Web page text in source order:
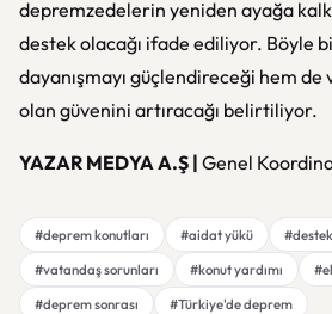
depremzedelerin yeniden ayağa
destek olacağı ifade ediliyor. Böyle
dayanışmayı güçlendireceği hem de
olan güvenini artıracağı belirtiliyor.
YAZAR MEDYA A.Ş | Genel
#deprem konutları #aidat yükü
#vatandaş sorunları
#konut yardımı
#deprem sonrası
#Türkiye'de deprem